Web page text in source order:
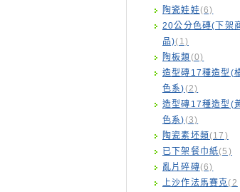
陶瓷娃娃(6)
20公分色磚(下架
品)(1)
陶板類 (0)
造型磚17種造型(
色系)(2)
造型磚17種造型(
色系)(3)
陶瓷素坯類(17)
已下架餐巾紙(5)
亂片碎磚(6)
上沙作法馬賽克(2